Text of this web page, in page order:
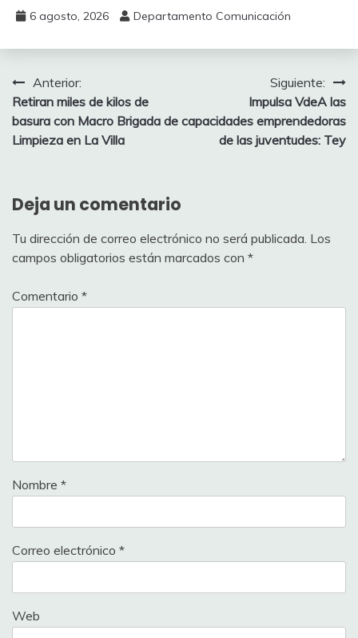
6 agosto, 2026 Departamento Comunicación
Navegación
de
entradas
Anterior:
Retiran miles de kilos de
basura con Macro Brigada de
Limpieza en La Villa
Siguiente:
Impulsa VdeA las
capacidades emprendedoras
de las juventudes: Tey
Deja un comentario
Tu dirección de correo electrónico no será publicada. Los
campos obligatorios están marcados con *
Comentario *
Nombre *
Correo electrónico *
Web